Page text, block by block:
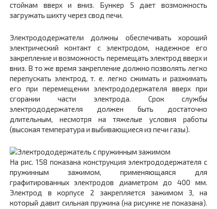
стойкам вверх и вниз. Бункер 5 дает возможность
загружать шихту через свод печи.
Электрододержатели должны обеспечивать хороший
электрический контакт с электродом, надежное его
закрепление и возможность перемещать электрод вверх и
вниз. В то же время закрепление должно позволять легко
перепускать электрод, т. е. легко сжимать и разжимать
его при перемещении электрододержателя вверх при
сгорании части электрода. Срок службы
электрододержате­ля должен быть достаточно
длительным, несмотря на тяжелые условия работы
(высокая температура и выбивающиеся из печи газы).
На рис. 158 показана конструкция электрододержа­теля с
пружинным зажимом, применяющаяся для
графитированных электродов диаметром до 400 мм.
Элек­трод в корпусе 2 закрепляется зажимом 3, на
который давит сильная пружина (на рисунке не показана).